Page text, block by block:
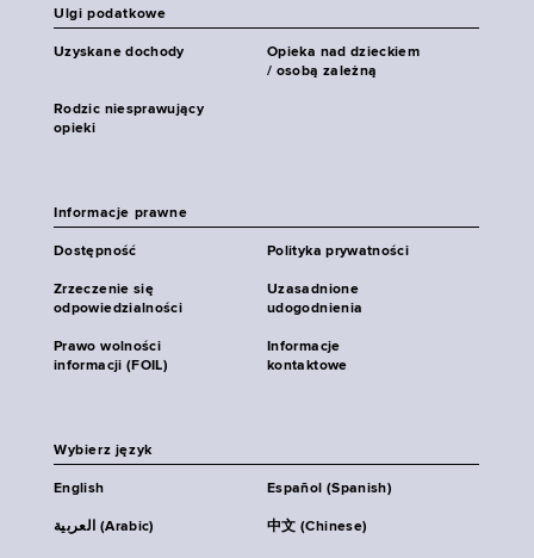
Ulgi podatkowe
Uzyskane dochody
Opieka nad dzieckiem
/ osobą zależną
Rodzic niesprawujący
opieki
Informacje prawne
Dostępność Polityka prywatności
Zrzeczenie się
odpowiedzialności
Uzasadnione
udogodnienia
Prawo wolności
informacji (FOIL)
Informacje
kontaktowe
Wybierz język
English Español (Spanish)
العربية (Arabic) 中文 (Chinese)